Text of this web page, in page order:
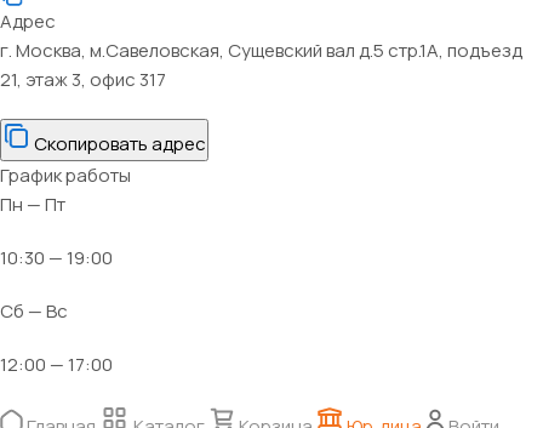
Адрес
г. Москва, м.Савеловская, Сущевский вал д.5 стр.1А, подъезд
21, этаж 3, офис 317
Скопировать адрес
График работы
Пн — Пт
10:30 — 19:00
Сб — Вс
12:00 — 17:00